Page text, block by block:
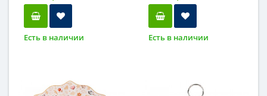
Есть в наличии Есть в наличии